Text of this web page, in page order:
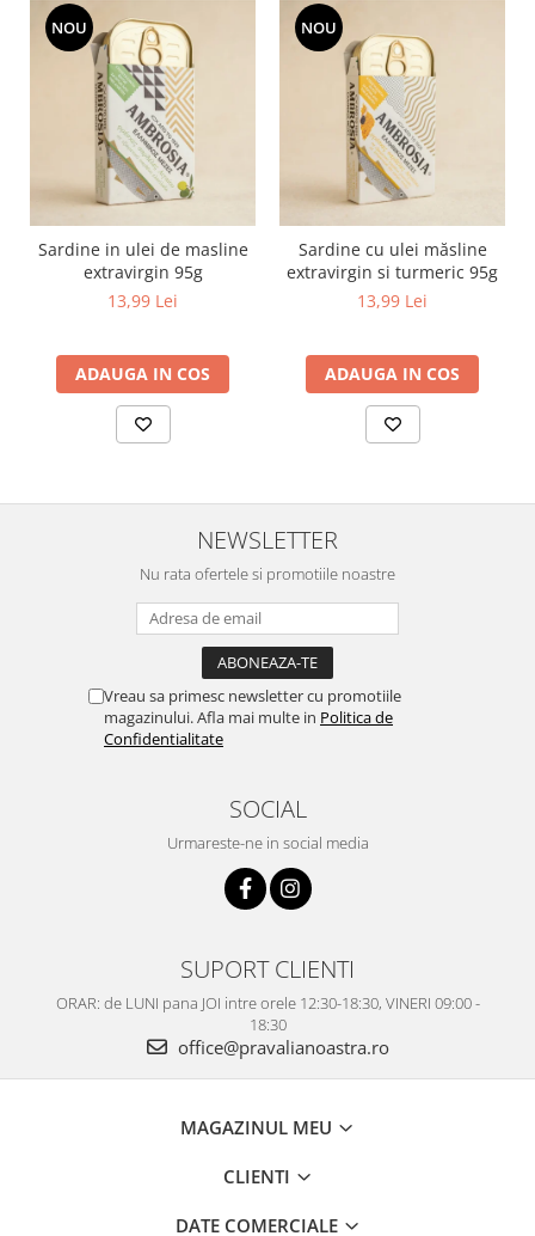
NOU
Sardine in ulei de masline
extravirgin 95g
13,99 Lei
ADAUGA IN COS
NOU
Sardine cu ulei măsline
extravirgin si turmeric 95g
13,99 Lei
ADAUGA IN COS
NEWSLETTER
Nu rata ofertele si promotiile noastre
Vreau sa primesc newsletter cu promotiile
magazinului. Afla mai multe in Politica de
Confidentialitate
SOCIAL
Urmareste-ne in social media
SUPORT CLIENTI
ORAR: de LUNI pana JOI intre orele 12:30-18:30, VINERI 09:00 -
18:30
office@pravalianoastra.ro
MAGAZINUL MEU
CLIENTI
DATE COMERCIALE